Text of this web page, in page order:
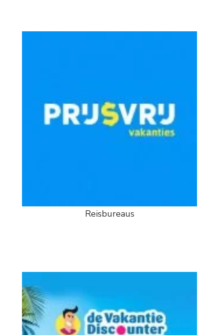
Reisbureaus